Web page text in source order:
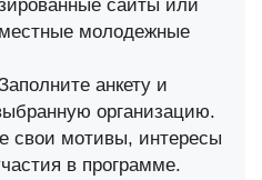
сайты или
молодежные
анкету и
организацию.
свои мотивы, интересы
в программе.